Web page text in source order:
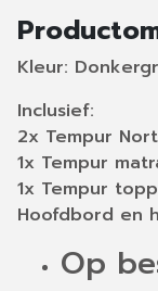
Kleur:
Inclusief:
2x Tempur
1x Tempur
1x Tempur
Hoofdbord en
Op